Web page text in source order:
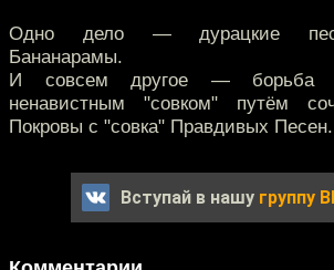
Одно дело — дурацкие
Бананарамы.
И совсем другое — борьба
ненавистным "совком" путём
Покровы с "совка" Правдивых Песен.
Вступай в нашу группу